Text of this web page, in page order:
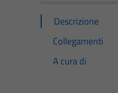
Descrizione
Collegamenti
A cura di